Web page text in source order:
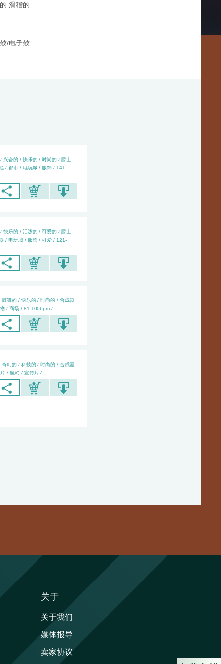
滑稽的
/电子鼓
兴奋的 / 快乐的 / 时尚的 / 爵士
/ 都市 / 电玩城 / 服饰 / 141-
快乐的 / 活泼的 / 可爱的 / 爵士
/ 电玩城 / 服饰 / 可爱 / 121-
鼓舞的 / 快乐的 / 时尚的 / 合成器
/ 商场 / 81-100bpm /
奇幻的 / 科技的 / 时尚的 / 合成器
/ 魔幻 / 宣传片 /
关于
关于我们
媒体报导
卖家协议